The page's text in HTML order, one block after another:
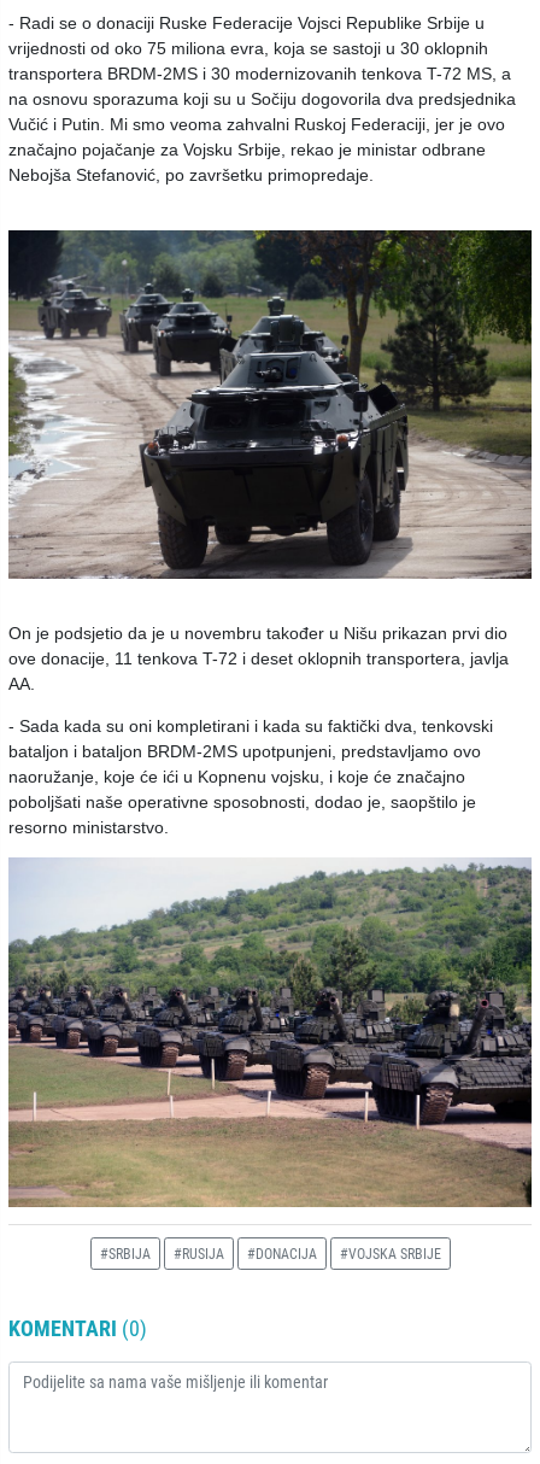
- Radi se o donaciji Ruske Federacije Vojsci Republike Srbije u
vrijednosti od oko 75 miliona evra, koja se sastoji u 30 oklopnih
transportera BRDM-2MS i 30 modernizovanih tenkova T-72 MS, a
na osnovu sporazuma koji su u Sočiju dogovorila dva predsjednika
Vučić i Putin. Mi smo veoma zahvalni Ruskoj Federaciji, jer je ovo
značajno pojačanje za Vojsku Srbije, rekao je ministar odbrane
Nebojša Stefanović, po završetku primopredaje.
On je podsjetio da je u novembru također u Nišu prikazan prvi dio
ove donacije, 11 tenkova T-72 i deset oklopnih trаnsportera, javlja
AA.
- Sada kada su oni kompletirani i kada su faktički dva, tenkovski
bataljon i bataljon BRDM-2MS upotpunjeni, predstavljamo ovo
naoružanje, koje će ići u Kopnenu vojsku, i koje će značajno
poboljšati naše operativne sposobnosti, dodao je, saopštilo je
resorno ministarstvo.
#SRBIJA #RUSIJA #DONACIJA #VOJSKA SRBIJE
KOMENTARI (0)